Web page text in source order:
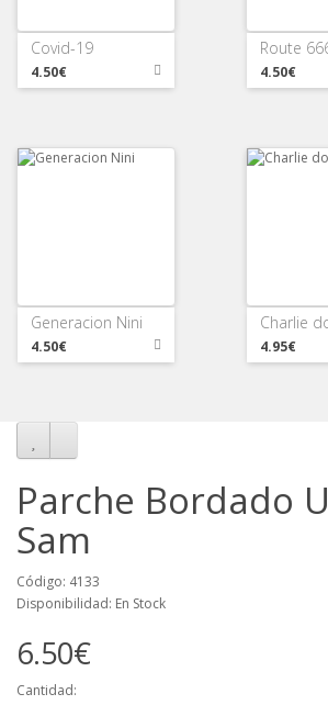
Covid-19
4.50€
Route
4.50€
Generacion Nini
4.50€
Charlie
4.95€
Parche Bordado
Sam
Código: 4133
Disponibilidad: En Stock
6.50€
Cantidad: